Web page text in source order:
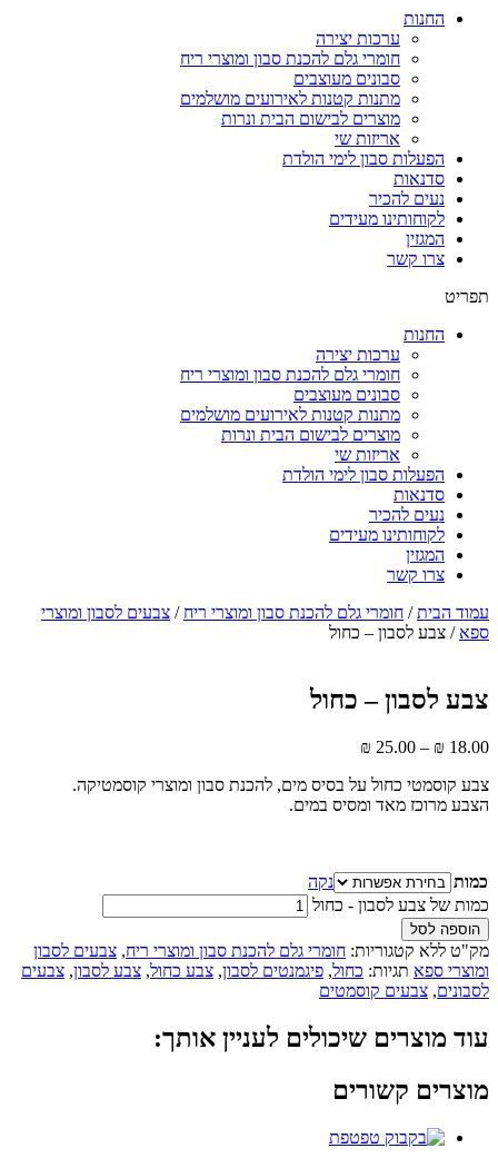
החנות
ערכות יצירה
חומרי גלם להכנת סבון ומוצרי ריח
סבונים מעוצבים
מתנות קטנות לאירועים מושלמים
מוצרים לבישום הבית ונרות
אריזות שי
הפעלות סבון לימי הולדת
סדנאות
נעים להכיר
לקוחותינו מעידים
המגזין
צרו קשר
תפריט
החנות
ערכות יצירה
חומרי גלם להכנת סבון ומוצרי ריח
סבונים מעוצבים
מתנות קטנות לאירועים מושלמים
מוצרים לבישום הבית ונרות
אריזות שי
הפעלות סבון לימי הולדת
סדנאות
נעים להכיר
לקוחותינו מעידים
המגזין
צרו קשר
עמוד הבית/ חומרי גלם להכנת סבון ומוצרי ריח / צבעים לסבון ומוצרי
ספא / צבע לסבון – כחול
צבע לסבון – כחול
₪ 18.00
–
₪ 25.00
צבע קוסמטי כחול על בסיס מים, להכנת סבון ומוצרי קוסמטיקה.
הצבע מרוכז מאד ומסיס במים.
כמות
נקה
כמות של צבע לסבון - כחול
הוספה לסל
מק"ט ללא קטגוריות: חומרי גלם להכנת סבון ומוצרי ריח, צבעים לסבון
ומוצרי ספא תגיות: כחול, פיגמנטים לסבון, צבע כחול, צבע לסבון, צבעים
לסבונים, צבעים קוסמטים
עוד מוצרים שיכולים לעניין אותך:
מוצרים קשורים